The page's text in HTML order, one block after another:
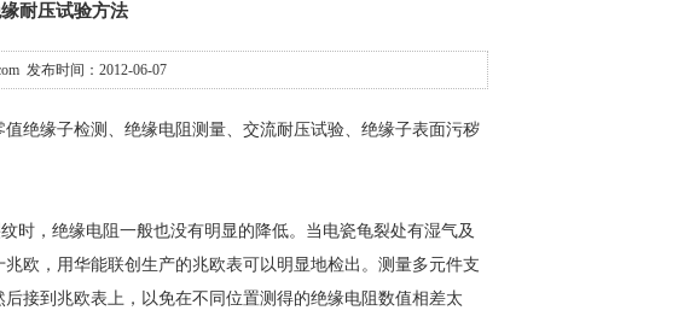
耐压试验方法
发布时间：2012-06-07
值绝缘子检测 、绝缘电阻测量、交流耐压试验、绝缘子表面污秽
时，绝缘电阻一般也没有明显的降低。当电瓷龟裂处有湿气及
欧，用华能联创生产的兆欧表可以明显地检出。测量多元件支
接到兆欧表上，以免在不同位置测得的绝缘电阻数值相差太